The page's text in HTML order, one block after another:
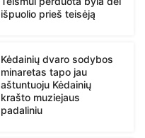
išpuolio prieš teisėją
Kėdainių dvaro sodybos
minaretas tapo jau
aštuntuoju Kėdainių
krašto muziejaus
padaliniu